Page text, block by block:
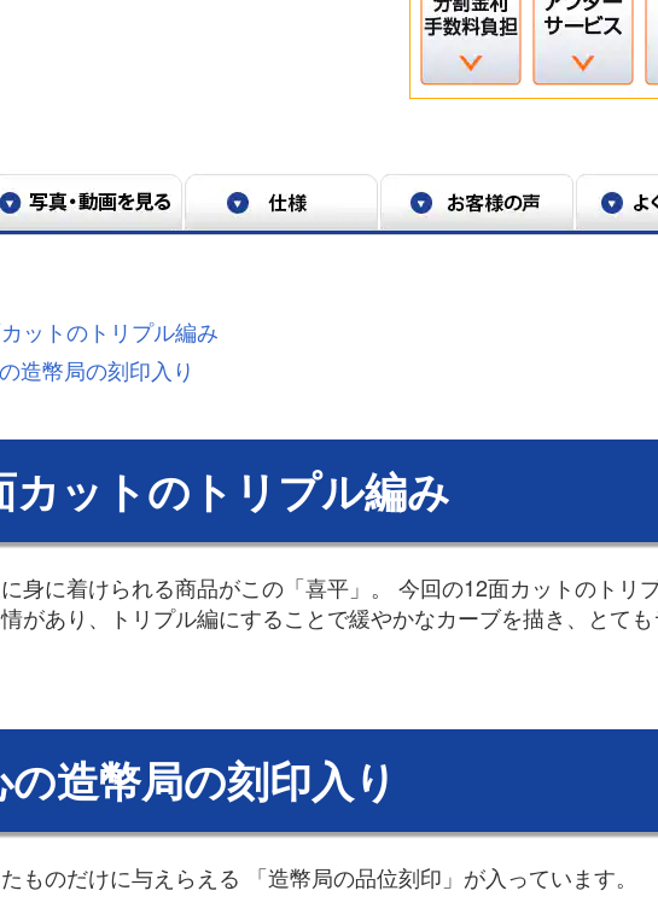
ットのトリプル編み
幣局の刻印入り
カットのトリプル編み
身に着けられる商品がこの「喜平」。 今回の12面カットのトリ
があり、トリプル編にすることで緩やかなカーブを描き、とて
の造幣局の刻印入り
ものだけに与えらえる 「造幣局の品位刻印」が入っています。